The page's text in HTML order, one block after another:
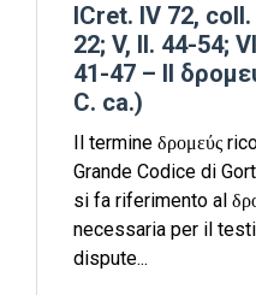
ICret. IV 72,
22; V, ll. 44-54;
41-47 – Il
C. ca.)
Il termine δρομεύς
Grande Codice di
si fa riferimento al
necessaria per il
dispute...